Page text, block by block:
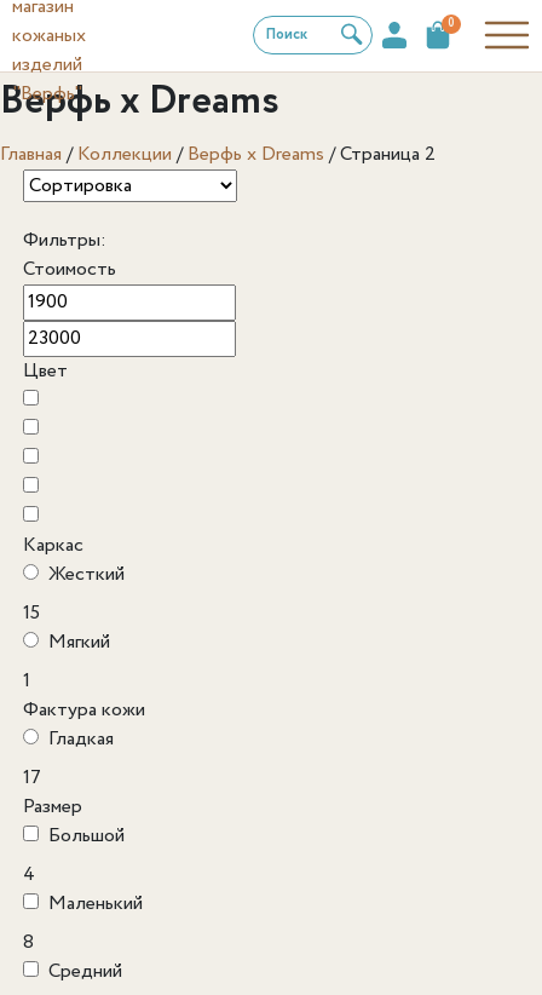
Поиск
0
Верфь х Dreams
Главная /Коллекции /Верфь х Dreams /Страница 2
Фильтры:
Стоимость
Цвет
Каркас
Жесткий
15
Мягкий
1
Фактура кожи
Гладкая
17
Размер
Большой
4
Маленький
8
Средний